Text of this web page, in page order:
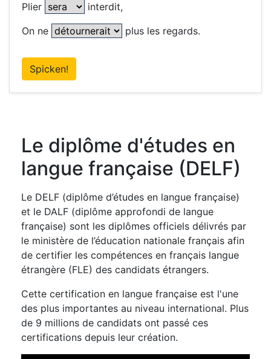
Plier
interdit,
On ne
plus les regards.
Spicken!
Le diplôme d'études en
langue française (DELF)
Le DELF (diplôme d’études en langue française)
et le DALF (diplôme approfondi de langue
française) sont les diplômes officiels délivrés par
le ministère de l’éducation nationale français afin
de certifier les compétences en français langue
étrangère (FLE) des candidats étrangers.
Cette certification en langue française est l'une
des plus importantes au niveau international. Plus
de 9 millions de candidats ont passé ces
certifications depuis leur création.